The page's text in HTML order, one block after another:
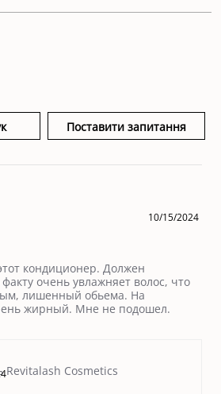
Поставити запитання
10/15/2024
кондиционер. Должен
очень увлажняет волос, что
лишенный обьема. На
жирный. Мне не подошел.
Revitalash Cosmetics